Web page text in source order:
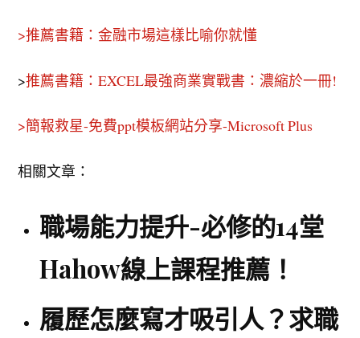
>推薦書籍：金融市場這樣比喻你就懂
>推薦書籍：EXCEL最強商業實戰書：濃縮於一冊!
>簡報救星-免費ppt模板網站分享-Microsoft Plus
相關文章：
職場能力提升-必修的14堂
Hahow線上課程推薦！
履歷怎麼寫才吸引人？求職